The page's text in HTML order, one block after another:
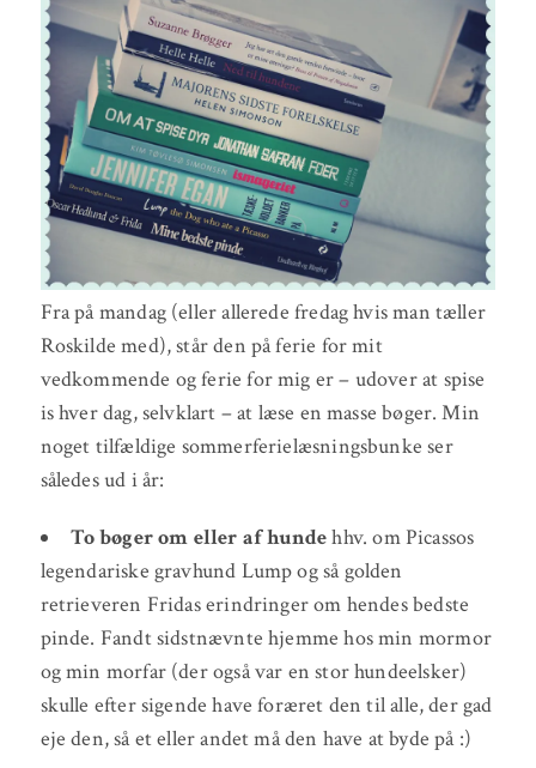
Fra på mandag (eller allerede fredag hvis man tæller
Roskilde med), står den på ferie for mit
vedkommende og ferie for mig er – udover at spise
is hver dag, selvklart – at læse en masse bøger. Min
noget tilfældige sommerferielæsningsbunke ser
således ud i år:
To bøger om eller af hundehhv. om Picassos
legendariske gravhund Lump og så golden
retrieveren Fridas erindringer om hendes bedste
pinde. Fandt sidstnævnte hjemme hos min mormor
og min morfar (der også var en stor hundeelsker)
skulle efter sigende have foræret den til alle, der gad
eje den, så et eller andet må den have at byde på :)